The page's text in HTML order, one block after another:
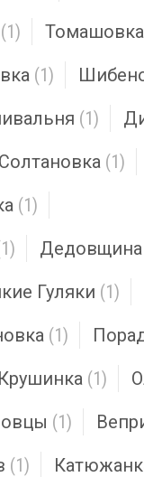
(1) Томашовка
(1)
(1)
(1)
(1)
Дедовщина
Гуляки (1)
(1)
Крушинка (1)
(1)
(1)